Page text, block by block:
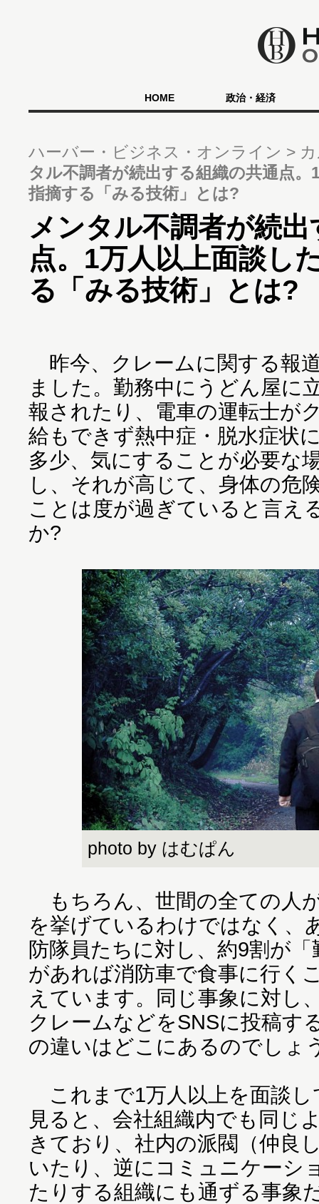
HOME 政治・経済
ハーバー・ビジネス・オンライン
タル不調者が続出する組織の共通点
指摘する「みる技術」とは?
メンタル不調者が続
点。1万人以上面談し
る「みる技術」とは?
昨今、クレームに関する報
ました。勤務中にうどん屋に
報されたり、電車の運転士が
給もできず熱中症・脱水症状
多少、気にすることが必要な
し、それが高じて、身体の危
ことは度が過ぎていると言え
か?
photo by はむぱん
もちろん、世間の全ての人
を挙げているわけではなく、
防隊員たちに対し、約9割が
があれば消防車で食事に行く
えています。同じ事象に対し
クレームなどをSNSに投稿す
の違いはどこにあるのでしょ
これまで1万人以上を面談し
見ると、会社組織内でも同じ
きており、社内の派閥（仲良
いたり、逆にコミュニケーシ
たりする組織にも通ずる事象